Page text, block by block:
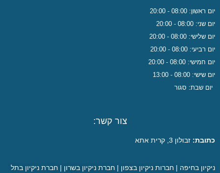
יום ראשון: 08:00 - 20:00
יום שני: 08:00 - 20:00
יום שלישי: 08:00 - 20:00
יום רביעי: 08:00 - 20:00
יום חמישי: 08:00 - 20:00
יום שישי: 08:00 - 13:00
יום שבת: סגור
צור קשר:
כתובת: זבולון 3, קרית אתא
ניקיון בחיפה | חברות ניקיון בצפון | חברת ניקיון בשרון | חברת ניקיון בתל